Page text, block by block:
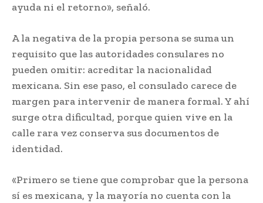
ayuda ni el retorno», señaló.
A la negativa de la propia persona se suma un
requisito que las autoridades consulares no
pueden omitir: acreditar la nacionalidad
mexicana. Sin ese paso, el consulado carece de
margen para intervenir de manera formal. Y ahí
surge otra dificultad, porque quien vive en la
calle rara vez conserva sus documentos de
identidad.
«Primero se tiene que comprobar que la persona
sí es mexicana, y la mayoría no cuenta con la